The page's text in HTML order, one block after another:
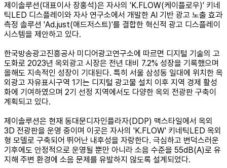
제이솔루션(대표이사 장홍석)은 자사의 'K.FLOW(케이플로우)' 키네
틱LED 디스플레이와 자사 연구소에서 개발한 AI 기반 광고 노출 효과
측정 솔루션 'Ad.just(애드저스트)'를 결합한 혁신적 광고 디스플레이
시스템을 제안하고 있다.
한국방송광고진흥공사 미디어광고연구소에 따르면 디지털 기술의 고
도화로 2023년 옥외광고 시장은 전년 대비 7.2% 성장을 기록했으며
올해도 지속적인 성장이 기대된다. 특히 서울 삼성동 일대에 위치한 옥
외광고 자유표시구역 1기는 디지털 광고물 설치 이후 지역 경제 활성
화에 기여하였으며 2기 선정 지역에서도 다양한 옥외 전광판 구축이
계획되고 있다.
제이솔루션은 현재 동대문디자인플라자(DDP) 맥스타일에서 옥외
3D 전광판을 운영 중이며 이곳은 자사의 'K.FLOW' 키네틱LED 옥외
형 모델로 구축되어 뛰어난 내후성을 자랑한다. 극심하고 변덕스러운
기후에도 안정적으로 운영될 뿐만 아니라 소음 수준을 55dB(A)로 유
지해 주변 환경에 소음 문제를 유발하지 않도록 설계되었다.